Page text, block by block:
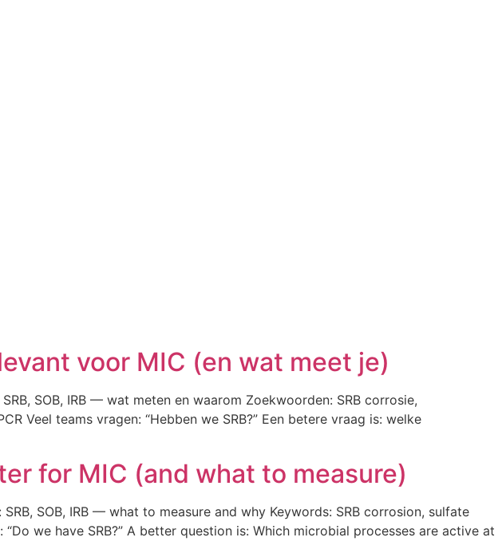
voor MIC (en wat meet je)
SOB, IRB — wat meten en waarom Zoekwoorden: SRB corrosie,
Veel teams vragen: “Hebben we SRB?” Een betere vraag is: welke
for MIC (and what to measure)
SOB, IRB — what to measure and why Keywords: SRB corrosion, sulfate
we have SRB?” A better question is: Which microbial processes are active at